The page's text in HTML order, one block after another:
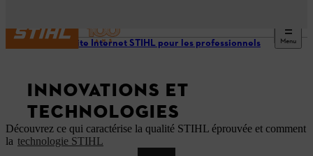
Menu
Notre site Internet STIHL pour les professionnels
INNOVATIONS ET
TECHNOLOGIES
Découvrez ce qui caractérise la qualité STIHL éprouvée et comment
la technologie STIHL